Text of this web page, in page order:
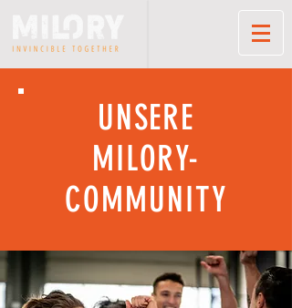
UNSERE
MILORY-
COMMUNITY